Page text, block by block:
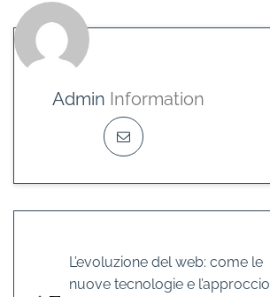
Admin Information
L’evoluzione del web: come le
nuove tecnologie e l’approccio